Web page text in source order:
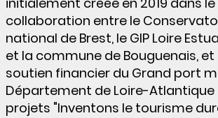
collaboration entre le
national de Brest, le GIP Loire
et la commune de Bouguenais,
soutien financier du Grand port
Département de Loire-Atlantique
projets "Inventons le tourisme